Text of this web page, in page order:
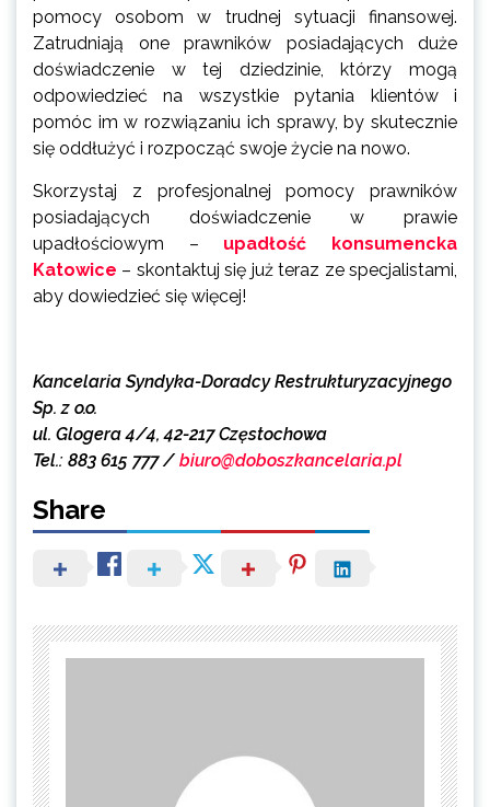
pomocy osobom w trudnej sytuacji finansowej.
Zatrudniają one prawników posiadających duże
doświadczenie w tej dziedzinie, którzy mogą
odpowiedzieć na wszystkie pytania klientów i
pomóc im w rozwiązaniu ich sprawy, by skutecznie
się oddłużyć i rozpocząć swoje życie na nowo.
Skorzystaj z profesjonalnej pomocy prawników
posiadających doświadczenie w prawie
upadłościowym – upadłość konsumencka
Katowice – skontaktuj się już teraz ze specjalistami,
aby dowiedzieć się więcej!
Kancelaria Syndyka-Doradcy Restrukturyzacyjnego
Sp. z o.o.
ul. Glogera 4/4, 42-217 Częstochowa
Tel.: 883 615 777 / biuro@doboszkancelaria.pl
Share